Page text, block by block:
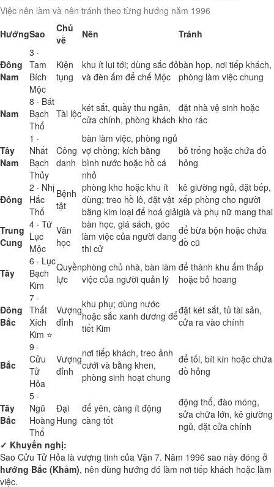
Việc nên làm và nên tránh theo từng hướng năm 1996
HướngSao
Chủ
về
Nên Tránh
Đông
Nam
3 ·
Tam
Bích
Mộc
Kiện
tụng
khu ít lui tới; dùng sắc đỏ
và đèn ấm để chế Mộc
bàn họp, nơi tiếp khách,
phòng làm việc chung
Nam
8 · Bát
Bạch
Thổ
Tài lộckét sắt, quầy thu ngân,
cửa chính, phòng khách
đặt nhà vệ sinh hoặc
kho rác
Tây
Nam
1 ·
Nhất
Bạch
Thủy
Công
danh
bàn làm việc, phòng ngủ
vợ chồng; kích bằng
bình nước hoặc hồ cá
nhỏ
bỏ trống hoặc chứa đồ
hỏng
Đông
2 · Nhị
Hắc
Thổ
Bệnh
tật
phòng kho hoặc khu ít
dùng; treo hồ lô, đặt vật
bằng kim loại để hoá giải
kê giường ngủ, đặt bếp,
xếp phòng cho người
già và phụ nữ mang thai
Trung
Cung
4 · Tứ
Lục
Mộc
Văn
học
bàn học, giá sách, góc
làm việc của người đang
thi cử
để bừa bộn hoặc chứa
đồ cũ
Tây
6 · Lục
Bạch
Kim
Quyền
lực
phòng chủ nhà, bàn làm
việc của người quản lý
để thành khu ẩm thấp
hoặc bỏ hoang
Đông
Bắc
7 ·
Thất
Xích
Kim ⭐
Vượng
đỉnh
khu phụ; dùng nước
hoặc sắc xanh dương để
tiết Kim
đặt két sắt, tủ tài sản,
cửa ra vào chính
Bắc
9 ·
Cửu
Tử
Hỏa
Vượng
đỉnh
nơi tiếp khách, treo ảnh
cưới và bằng khen,
phòng sinh hoạt chung
để tối, bít kín hoặc chứa
đồ hỏng
Tây
Bắc
5 ·
Ngũ
Hoàng
Thổ
Đại
Hung
để yên, càng ít động
càng tốt
động thổ, đào móng,
sửa chữa lớn, kê giường
ngủ, đặt cửa chính
✓ Khuyến nghị:
Sao Cửu Tử Hỏa là vượng tinh của Vận 7. Năm 1996 sao này đóng ở
hướng Bắc (Khảm), nên dùng hướng đó làm nơi tiếp khách hoặc làm
việc.